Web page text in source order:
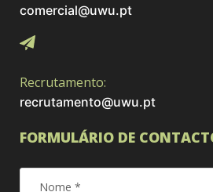
comercial@uwu.pt
Recrutamento:
recrutamento@uwu.pt
FORMULÁRIO DE